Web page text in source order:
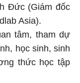
Đức (Giám đốc
Asia).
tâm, tham dự
học sinh, sinh
thức học tập